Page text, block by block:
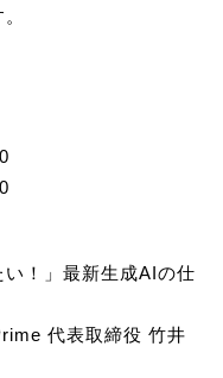
！」最新生成AIの仕
代表取締役 竹井